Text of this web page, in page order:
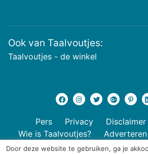
Ook van Taalvoutjes:
Taalvoutjes - de winkel
Pers Privacy Disclaimer
Wie is Taalvoutjes?
Door deze website te gebruiken, ga je